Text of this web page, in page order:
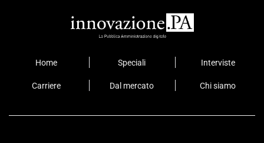
Home Speciali Interviste
Carriere Dal mercato Chi siamo